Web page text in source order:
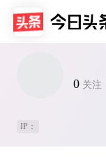
0 关注
IP：